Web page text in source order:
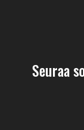
Seuraa